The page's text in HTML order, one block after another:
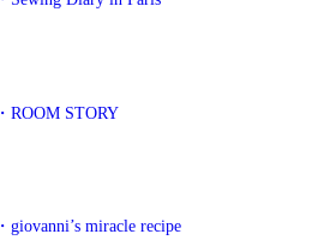
・ROOM STORY
・giovanni’s miracle recipe